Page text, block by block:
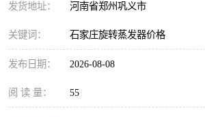
发货地址： 河南省郑州巩义市
关键词： 石家庄旋转蒸发器价格
发布日期： 2026-08-08
阅 读 量： 55